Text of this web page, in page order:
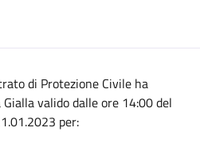
di Protezione Civile ha
valido dalle ore 14:00 del
per: